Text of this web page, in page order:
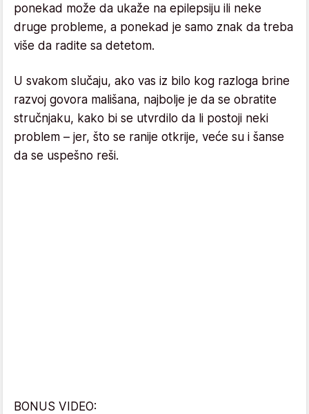
ponekad može da ukaže na epilepsiju ili neke
druge probleme, a ponekad je samo znak da treba
više da radite sa detetom.
U svakom slučaju, ako vas iz bilo kog razloga brine
razvoj govora mališana, najbolje je da se obratite
stručnjaku, kako bi se utvrdilo da li postoji neki
problem – jer, što se ranije otkrije, veće su i šanse
da se uspešno reši.
BONUS VIDEO: